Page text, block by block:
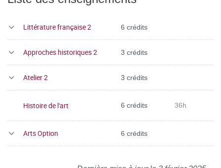
Littérature française 2 6 crédits
Approches historiques 2 3 crédits
Atelier 2 3 crédits
Histoire de l'art 6 crédits 36h
Arts Option 6 crédits